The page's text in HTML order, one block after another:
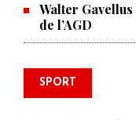
Walter
de l’AGD
SPORT
Le Violette